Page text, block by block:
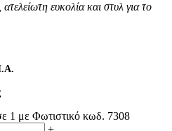
ευκολία και στυλ για το
1 με Φωτιστικό κωδ. 7308